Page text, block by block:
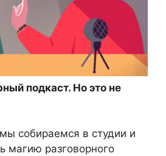
подкаст. Но это не
собираемся в студии и
магию разговорного